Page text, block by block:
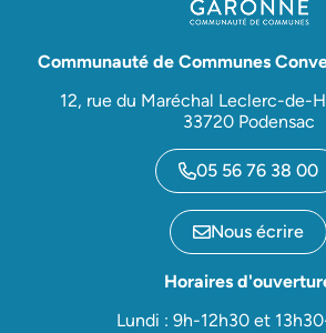
Communauté de Communes
12, rue du Maréchal Leclerc-de-
33720 Podensac
05 56 76 38 00
Nous écrire
Horaires
Lundi : 9h-12h30 et